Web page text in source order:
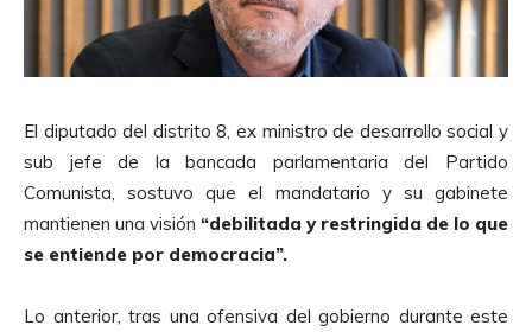
El diputado del distrito 8, ex ministro de desarrollo social y
sub jefe de la bancada parlamentaria del Partido
Comunista, sostuvo que el mandatario y su gabinete
mantienen una visión “debilitada y restringida de lo que
se entiende por democracia”.
Lo anterior, tras una ofensiva del gobierno durante este